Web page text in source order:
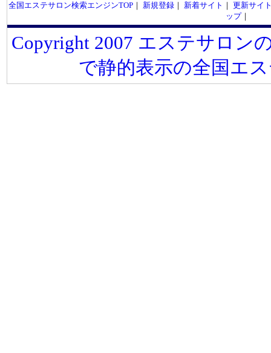
全国エステサロン検索エンジンTOP｜ 新規登録｜ 新着サイト ｜ 更新サイ
ップ｜
Copyright 2007 エステサロン
で静的表示の全国エ